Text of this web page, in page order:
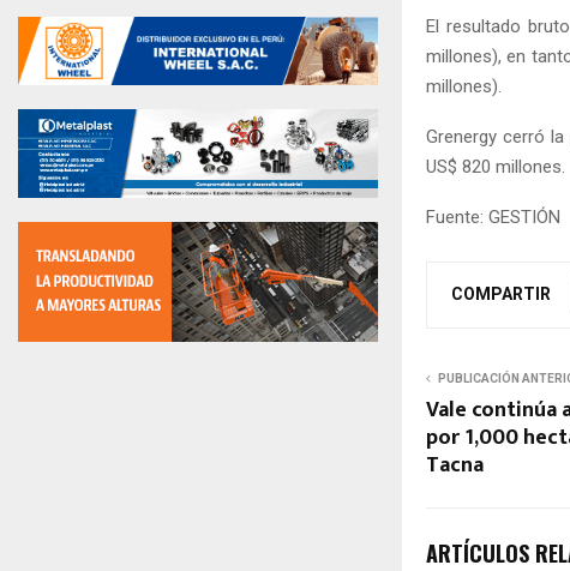
El resultado
millones), en
millones).
Grenergy cerró
US$ 820 millones.
Fuente: GESTIÓN
COMPARTIR
PUBLICACIÓN
Vale continúa
por 1,000
Tacna
ARTÍCULOS